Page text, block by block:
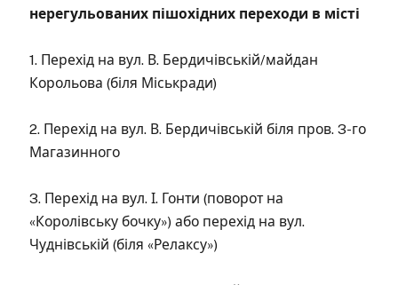
нерегульованих пішохідних переходи в місті
1. Перехід на вул. В. Бердичівській/майдан
Корольова (біля Міськради)
2. Перехід на вул. В. Бердичівській біля пров. 3-го
Магазинного
3. Перехід на вул. І. Гонти (поворот на
«Королівську бочку») або перехід на вул.
Чуднівській (біля «Релаксу»)